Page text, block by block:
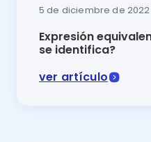
5 de diciembre de 2022
Expresión
se identifica?
ver artículo